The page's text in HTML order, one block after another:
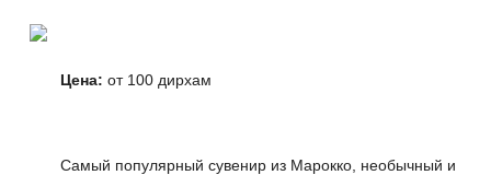
Цена: от 100 дирхам
Самый популярный сувенир из Марокко, необычный и